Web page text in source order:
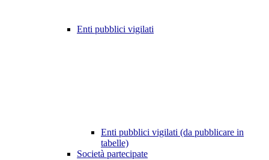
Enti pubblici vigilati
Enti pubblici vigilati (da pubblicare in
tabelle)
Società partecipate